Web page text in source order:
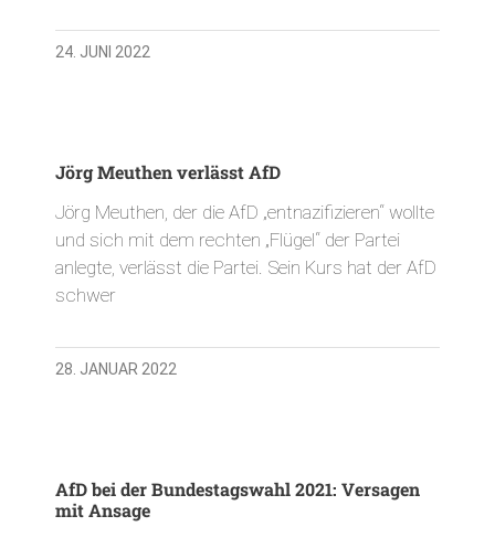
24. JUNI 2022
Jörg Meuthen verlässt AfD
Jörg Meuthen, der die AfD „entnazifizieren“ wollte
und sich mit dem rechten „Flügel“ der Partei
anlegte, verlässt die Partei. Sein Kurs hat der AfD
schwer
28. JANUAR 2022
AfD bei der Bundestagswahl 2021: Versagen
mit Ansage